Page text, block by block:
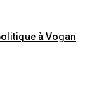
à Vogan